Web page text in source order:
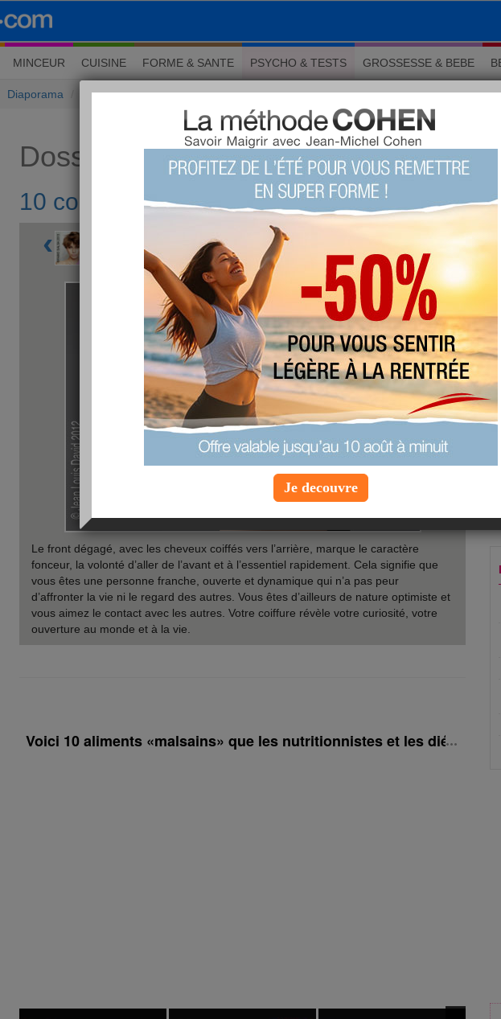
MINCEUR CUISINE FORME & SANTE PSYCHO & TESTS GROSSESSE & BEBE
Diaporama 10 coiffures qui en disent long sur vous
Dossiers Psychologie
10 coiffures qui en disent long sur vous
‹ › 4/10
Le front dégagé, avec les cheveux coiffés vers l’arrière, marque le caractère
fonceur, la volonté d’aller de l’avant et à l’essentiel rapidement. Cela signifie que
vous êtes une personne franche, ouverte et dynamique qui n’a pas peur
d’affronter la vie ni le regard des autres. Vous êtes d’ailleurs de nature optimiste et
vous aimez le contact avec les autres. Votre coiffure révèle votre curiosité, votre
ouverture au monde et à la vie.
Voici 10 aliments «malsains» que les nutritionnistes et les
Je decouvre